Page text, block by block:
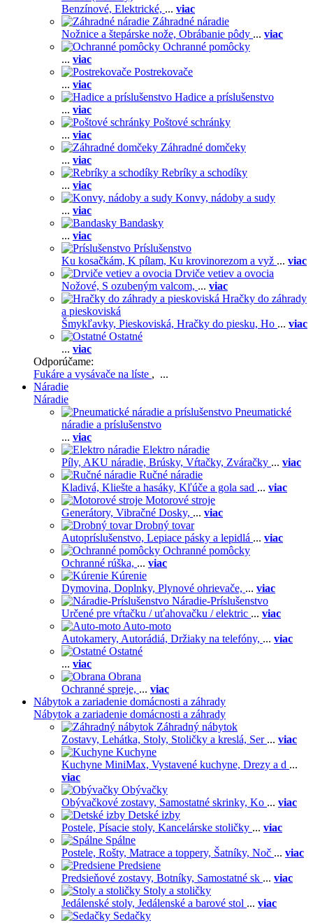
Benzínové, Elektrické, ... viac
Záhradné náradie
Nožnice a štepárske nože, Obrábanie pôdy ... viac
Ochranné pomôcky
... viac
Postrekovače
... viac
Hadice a príslušenstvo
... viac
Poštové schránky
... viac
Záhradné domčeky
... viac
Rebríky a schodíky
... viac
Konvy, nádoby a sudy
... viac
Bandasky
... viac
Príslušenstvo
Ku kosačkám, K pílam, Ku krovinorezom a vyž ... viac
Drviče vetiev a ovocia
Nožové, S ozubeným valcom, ... viac
Hračky do záhrady
a pieskoviská
Šmykľavky, Pieskoviská, Hračky do piesku, Ho ... viac
Ostatné
... viac
Odporúčame:
Fukáre a vysávače na líste , ...
Náradie
Náradie
Pneumatické
náradie a príslušenstvo
... viac
Elektro náradie
Píly, AKU náradie, Brúsky, Vŕtačky, Zváračky ... viac
Ručné náradie
Kladivá, Kliešte a hasáky, Kľúče a gola sad ... viac
Motorové stroje
Generátory, Vibračné Dosky, ... viac
Drobný tovar
Autopríslušenstvo, Lepiace pásky a lepidlá ... viac
Ochranné pomôcky
Ochranné rúška, ... viac
Kúrenie
Dymovina, Doplnky, Plynové ohrievače, ... viac
Náradie-Príslušenstvo
Určené pre vŕtačku / uťahovačku / elektric ... viac
Auto-moto
Autokamery, Autorádiá, Držiaky na telefóny, ... viac
Ostatné
... viac
Obrana
Ochranné spreje, ... viac
Nábytok a zariadenie domácnosti a záhrady
Nábytok a zariadenie domácnosti a záhrady
Záhradný nábytok
Zostavy, Lehátka, Stoly, Stoličky a kreslá, Ser ... viac
Kuchyne
Kuchyne MiniMax, Vystavené kuchyne, Drezy a d ...
viac
Obývačky
Obývačkové zostavy, Samostatné skrinky, Ko ... viac
Detské izby
Postele, Písacie stoly, Kancelárske stoličky ... viac
Spálne
Postele, Rošty, Matrace a toppery, Šatníky, Noč ... viac
Predsiene
Predsieňové zostavy, Botníky, Samostatné sk ... viac
Stoly a stoličky
Jedálenské stoly, Jedálenské a barové stol ... viac
Sedačky